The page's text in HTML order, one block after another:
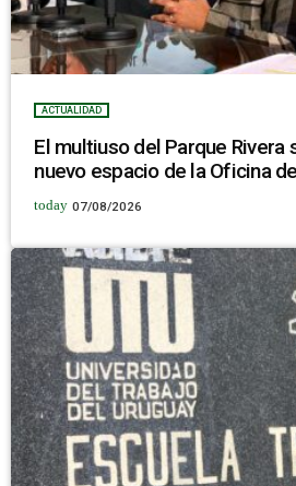
ACTUALIDAD
El multiuso del Parque Rivera
nuevo espacio de la Oficina
today 07/08/2026